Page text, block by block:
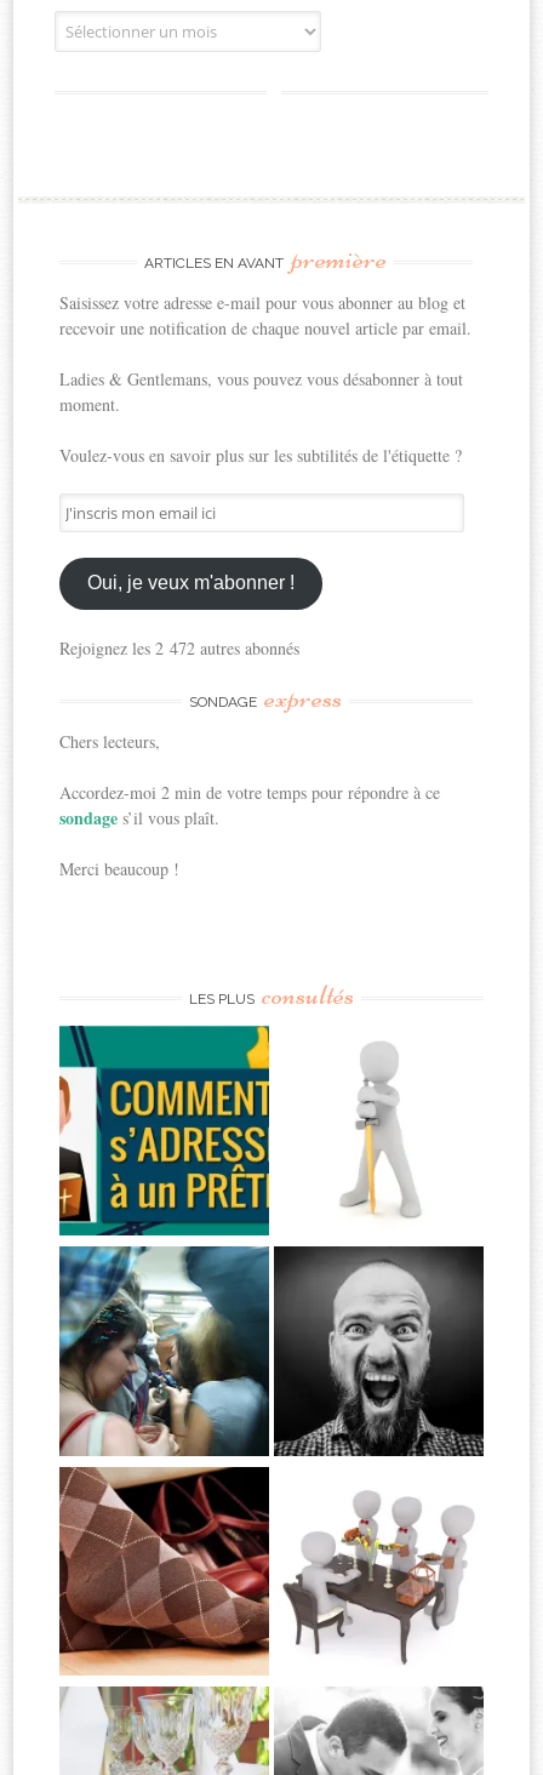
Archives
ARTICLES EN AVANT première
Saisissez votre adresse e-mail pour vous abonner au blog et
recevoir une notification de chaque nouvel article par email.
Ladies & Gentlemans, vous pouvez vous désabonner à tout
moment.
Voulez-vous en savoir plus sur les subtilités de l'étiquette ?
J'inscris
mon
email
ici
Oui, je veux m'abonner !
Rejoignez les 2 472 autres abonnés
SONDAGE express
Chers lecteurs,
Accordez-moi 2 min de votre temps pour répondre à ce
sondages’il vous plaît.
Merci beaucoup !
LES PLUS consultés